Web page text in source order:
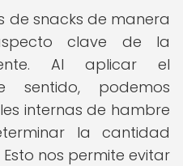
de snacks de manera
clave de la
Al aplicar el
sentido, podemos
internas de hambre
la cantidad
nos permite evitar